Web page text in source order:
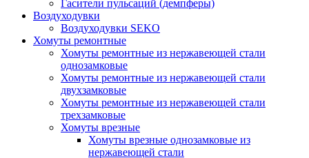
Гасители пульсаций (демпферы)
Воздуходувки
Воздуходувки SEKO
Хомуты ремонтные
Хомуты ремонтные из нержавеющей стали
однозамковые
Хомуты ремонтные из нержавеющей стали
двухзамковые
Хомуты ремонтные из нержавеющей стали
трехзамковые
Хомуты врезные
Хомуты врезные однозамковые из
нержавеющей стали